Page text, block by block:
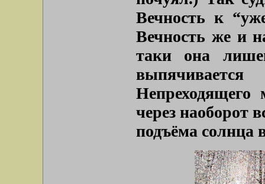
Вечность к
Вечность же и
таки она
через наоборот
подъёма солнца